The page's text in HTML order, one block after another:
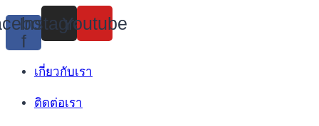
Skip
to
content
f
Instagram
Youtube
เกี่ยวกับเรา
ติดต่อเรา